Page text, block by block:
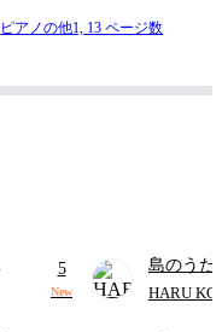
いてみた　#ピアノ
譜などにアレンジして
ピアノの他1, 13 ページ数
5
New
島のうた
イレーン
HARU